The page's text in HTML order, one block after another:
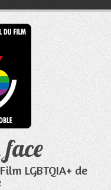
face
LGBTQIA+ de